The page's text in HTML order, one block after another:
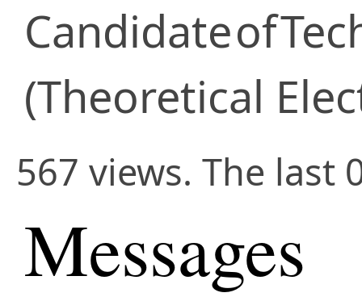
Candidateof
(Theoretical
567 views. The last
Messages